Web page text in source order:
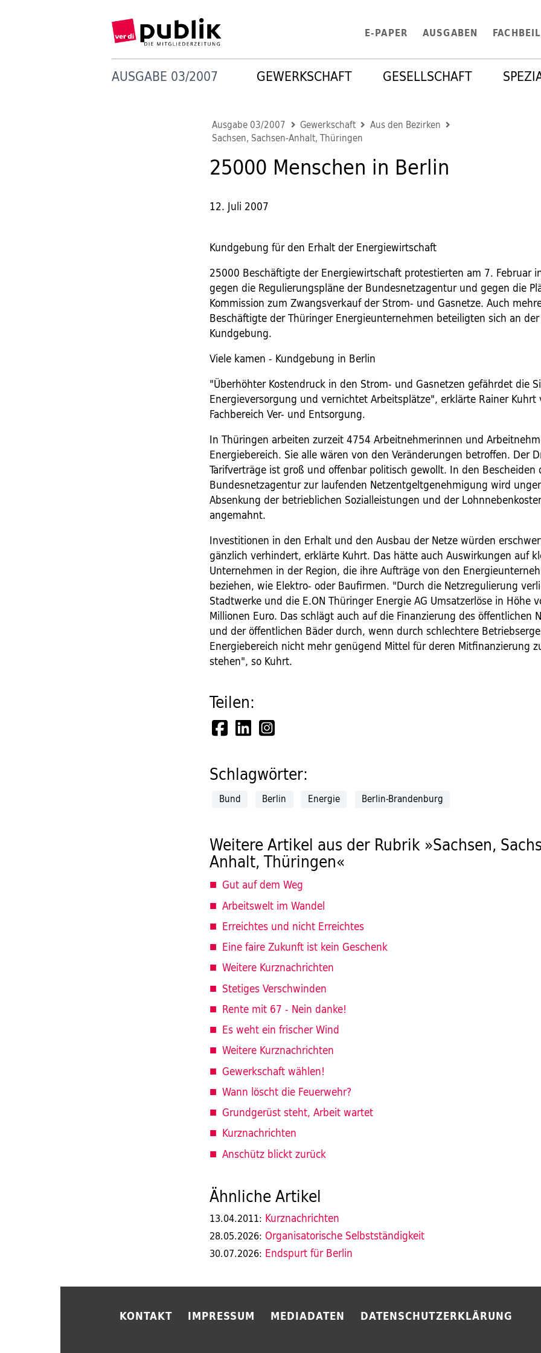
E-PAPER AUSGABEN
AUSGABE 03/2007 GEWERKSCHAFT GESELLSCHAFT
Ausgabe 03/2007 Gewerkschaft
Aus den Bezirken
Sachsen, Sachsen-Anhalt, Thüringen
25000 Menschen in Berlin
12. Juli 2007
Kundgebung für den Erhalt der Energiewirtschaft
25000 Beschäftigte der Energiewirtschaft protestierten am 7. Februar
gegen die Regulierungspläne der Bundesnetzagentur und gegen die
Kommission zum Zwangsverkauf der Strom- und Gasnetze. Auch
Beschäftigte der Thüringer Energieunternehmen beteiligten sich an der
Kundgebung.
Viele kamen - Kundgebung in Berlin
"Überhöhter Kostendruck in den Strom- und Gasnetzen gefährdet die
Energieversorgung und vernichtet Arbeitsplätze", erklärte Rainer Kuhrt
Fachbereich Ver- und Entsorgung.
In Thüringen arbeiten zurzeit 4754 Arbeitnehmerinnen und
Energiebereich. Sie alle wären von den Veränderungen betroffen. Der
Tarifverträge ist groß und offenbar politisch gewollt. In den Bescheiden
Bundesnetzagentur zur laufenden Netzentgeltgenehmigung wird
Absenkung der betrieblichen Sozialleistungen und der
angemahnt.
Investitionen in den Erhalt und den Ausbau der Netze würden
gänzlich verhindert, erklärte Kuhrt. Das hätte auch Auswirkungen auf
Unternehmen in der Region, die ihre Aufträge von den
beziehen, wie Elektro- oder Baufirmen. "Durch die Netzregulierung
Stadtwerke und die E.ON Thüringer Energie AG Umsatzerlöse in Höhe
Millionen Euro. Das schlägt auch auf die Finanzierung des öffentlichen
und der öffentlichen Bäder durch, wenn durch schlechtere
Energiebereich nicht mehr genügend Mittel für deren Mitfinanzierung
stehen", so Kuhrt.
Teilen:
Schlagwörter:
Bund Berlin Energie Berlin-Brandenburg
Weitere Artikel aus der Rubrik »Sachsen,
Anhalt, Thüringen«
Gut auf dem Weg
Arbeitswelt im Wandel
Erreichtes und nicht Erreichtes
Eine faire Zukunft ist kein Geschenk
Weitere Kurznachrichten
Stetiges Verschwinden
Rente mit 67 - Nein danke!
Es weht ein frischer Wind
Weitere Kurznachrichten
Gewerkschaft wählen!
Wann löscht die Feuerwehr?
Grundgerüst steht, Arbeit wartet
Kurznachrichten
Anschütz blickt zurück
Ähnliche Artikel
13.04.2011: Kurznachrichten
28.05.2026: Organisatorische Selbstständigkeit
30.07.2026: Endspurt für Berlin
KONTAKT IMPRESSUM MEDIADATEN DATENSCHUTZERKLÄRUNG